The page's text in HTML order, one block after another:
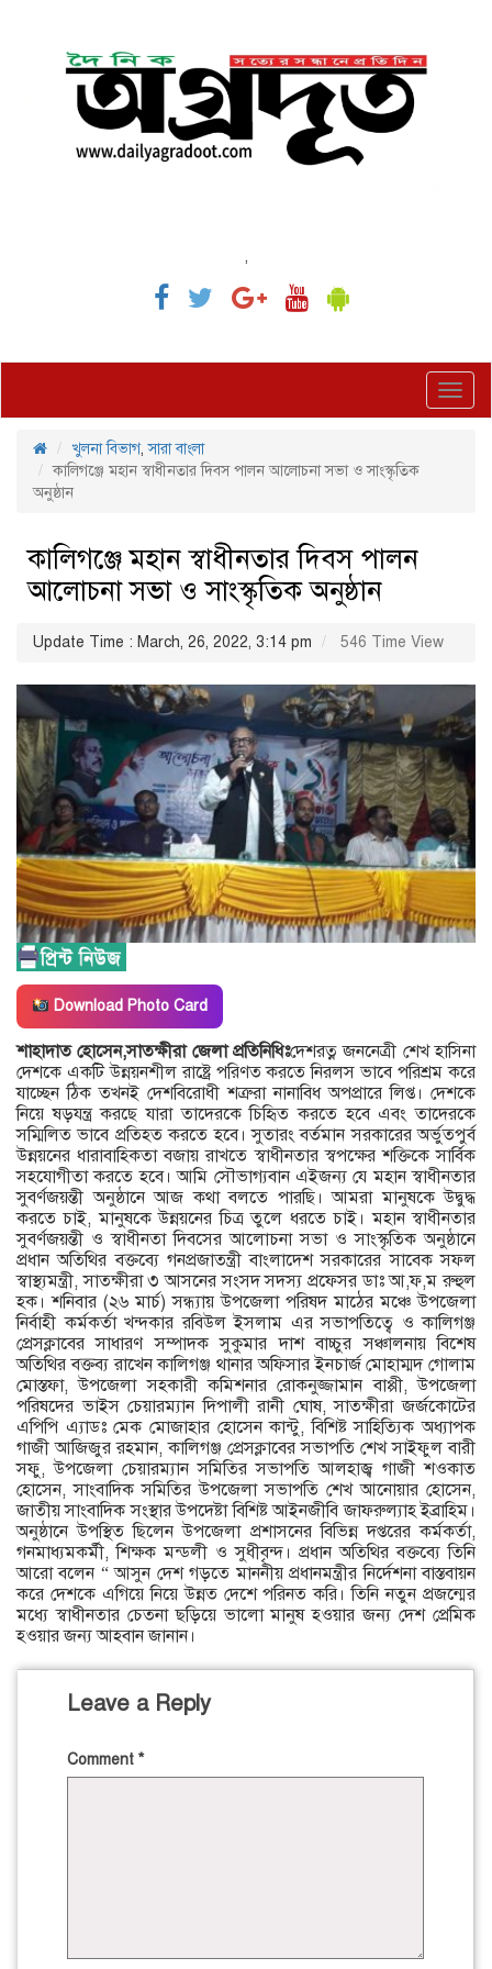
,
খুলনা বিভাগ,সারা বাংলা
কালিগঞ্জে মহান স্বাধীনতার দিবস পালন আলোচনা সভা ও সাংস্কৃতিক
অনুষ্ঠান
কালিগঞ্জে মহান স্বাধীনতার দিবস পালন
আলোচনা সভা ও সাংস্কৃতিক অনুষ্ঠান
Update Time : March, 26, 2022, 3:14 pm 546 Time View
Download Photo Card
শাহাদাত হোসেন,সাতক্ষীরা জেলা প্রতিনিধিঃদেশরত্ন জননেত্রী শেখ হাসিনা
দেশকে একটি উন্নয়নশীল রাষ্ট্রে পরিণত করতে নিরলস ভাবে পরিশ্রম করে
যাচ্ছেন ঠিক তখনই দেশবিরোধী শত্রুরা নানাবিধ অপপ্রারে লিপ্ত। দেশকে
নিয়ে ষড়যন্ত্র করছে যারা তাদেরকে চিহৃিত করতে হবে এবং তাদেরকে
সম্মিলিত ভাবে প্রতিহত করতে হবে। সুতারং বর্তমান সরকারের অর্ভুতপুর্ব
উন্নয়নের ধারাবাহিকতা বজায় রাখতে স্বাধীনতার স্বপক্ষের শক্তিকে সার্বিক
সহযোগীতা করতে হবে। আমি সৌভাগ্যবান এইজন্য যে মহান স্বাধীনতার
সুবর্ণজয়ন্তী অনুষ্ঠানে আজ কথা বলতে পারছি। আমরা মানুষকে উদ্বুদ্ধ
করতে চাই, মানুষকে উন্নয়নের চিত্র তুলে ধরতে চাই। মহান স্বাধীনতার
সুবর্ণজয়ন্তী ও স্বাধীনতা দিবসের আলোচনা সভা ও সাংস্কৃতিক অনুষ্ঠানে
প্রধান অতিথির বক্তব্যে গনপ্রজাতন্ত্রী বাংলাদেশ সরকারের সাবেক সফল
স্বাস্থ্যমন্ত্রী, সাতক্ষীরা ৩ আসনের সংসদ সদস্য প্রফেসর ডাঃ আ,ফ,ম রুহুল
হক। শনিবার (২৬ মার্চ) সন্ধ্যায় উপজেলা পরিষদ মাঠের মঞ্চে উপজেলা
নির্বাহী কর্মকর্তা খন্দকার রবিউল ইসলাম এর সভাপতিত্বে ও কালিগঞ্জ
প্রেসক্লাবের সাধারণ সম্পাদক সুকুমার দাশ বাচ্চুর সঞ্চালনায় বিশেষ
অতিথির বক্তব্য রাখেন কালিগঞ্জ থানার অফিসার ইনচার্জ মোহাম্মদ গোলাম
মোস্তফা, উপজেলা সহকারী কমিশনার রোকনুজ্জামান বাপ্পী, উপজেলা
পরিষদের ভাইস চেয়ারম্যান দিপালী রানী ঘোষ, সাতক্ষীরা জর্জকোটের
এপিপি এ্যাডঃ মেক মোজাহার হোসেন কান্টু, বিশিষ্ট সাহিত্যিক অধ্যাপক
গাজী আজিজুর রহমান, কালিগঞ্জ প্রেসক্লাবের সভাপতি শেখ সাইফুল বারী
সফু, উপজেলা চেয়ারম্যান সমিতির সভাপতি আলহাজ্ব গাজী শওকাত
হোসেন, সাংবাদিক সমিতির উপজেলা সভাপতি শেখ আনোয়ার হোসেন,
জাতীয় সাংবাদিক সংস্থার উপদেষ্টা বিশিষ্ট আইনজীবি জাফরুল্যাহ ইব্রাহিম।
অনুষ্ঠানে উপস্থিত ছিলেন উপজেলা প্রশাসনের বিভিন্ন দপ্তরের কর্মকর্তা,
গনমাধ্যমকর্মী, শিক্ষক মন্ডলী ও সুধীবৃন্দ। প্রধান অতিথির বক্তব্যে তিনি
আরো বলেন “ আসুন দেশ গড়তে মাননীয় প্রধানমন্ত্রীর নির্দেশনা বাস্তবায়ন
করে দেশকে এগিয়ে নিয়ে উন্নত দেশে পরিনত করি। তিনি নতুন প্রজন্মের
মধ্যে স্বাধীনতার চেতনা ছড়িয়ে ভালো মানুষ হওয়ার জন্য দেশ প্রেমিক
হওয়ার জন্য আহবান জানান।
Leave a Reply
Comment *